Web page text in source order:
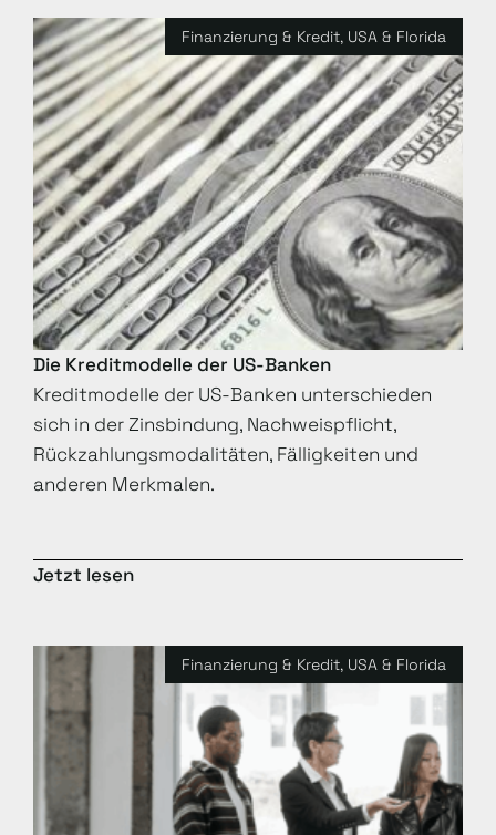
Finanzierung & Kredit, USA & Florida
Die Kreditmodelle der US-Banken
Kreditmodelle der US-Banken unterschieden
sich in der Zinsbindung, Nachweispflicht,
Rückzahlungsmodalitäten, Fälligkeiten und
anderen Merkmalen.
Jetzt lesen
Finanzierung & Kredit, USA & Florida